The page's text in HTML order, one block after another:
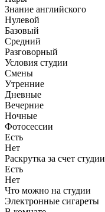
Знание английского
Нулевой
Базовый
Средний
Разговорный
Условия студии
Смены
Утренние
Дневные
Вечерние
Ночные
Фотосессии
Есть
Нет
Раскрутка за счет студии
Есть
Нет
Что можно на студии
Электронные сигареты